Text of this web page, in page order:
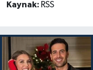
Kaynak: RSS